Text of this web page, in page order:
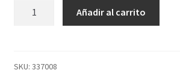
Añadir al carrito
SKU: 337008